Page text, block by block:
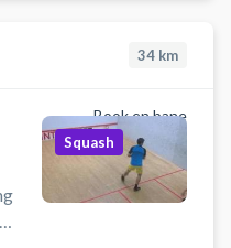
34 km
Book en bane
Squash